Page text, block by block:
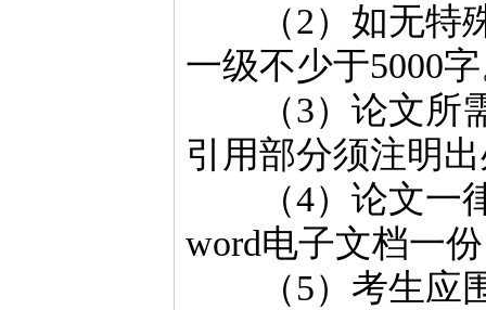
（2）如无特殊
一级不少于5000
（3）论文所需
引用部分须注明
（4）论文一律
word电子文档一
（5）考生应围